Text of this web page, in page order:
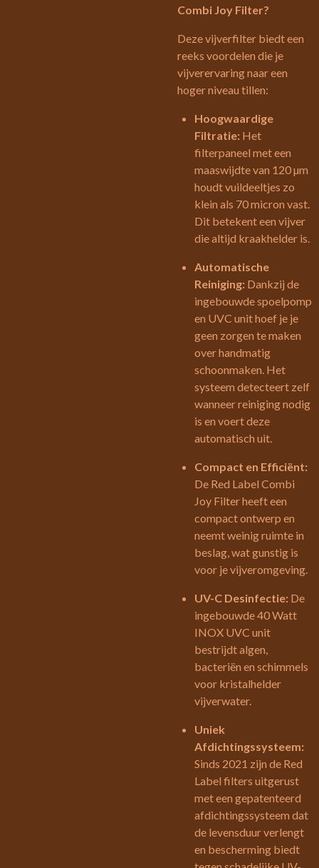
Combi Joy Filter?
Deze vijverfilter biedt een
reeks voordelen die je
vijverervaring naar een
hoger niveau tillen:
Hoogwaardige
Filtratie: Het
filterpaneel met een
maaswijdte van 120 µm
houdt vuildeeltjes zo
klein als 70 micron vast.
Dit betekent een vijver
die altijd kraakhelder is.
Automatische
Reiniging: Dankzij de
ingebouwde spoelpomp
en UVC unit hoef je je
geen zorgen te maken
over handmatig
schoonmaken. Het
systeem detecteert zelf
wanneer reiniging nodig
is en voert deze
automatisch uit.
Compact en Efficiënt:
De Red Label Combi
Joy Filter heeft een
compact ontwerp en
neemt weinig ruimte in
beslag, wat gunstig is
voor je vijveromgeving.
UV-C Desinfectie: De
ingebouwde 40 Watt
INOX UVC unit
bestrijdt algen,
bacteriën en schimmels
voor kristalhelder
vijverwater.
Uniek
Afdichtingssysteem:
Sinds 2021 zijn de Red
Label filters uitgerust
met een gepatenteerd
afdichtingssysteem dat
de levensduur verlengt
en bescherming biedt